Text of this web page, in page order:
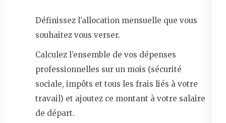
Définissez l’allocation mensuelle que vous
souhaitez vous verser.
Calculez l’ensemble de vos dépenses
professionnelles sur un mois (sécurité
sociale, impôts et tous les frais liés à votre
travail) et ajoutez ce montant à votre salaire
de départ.